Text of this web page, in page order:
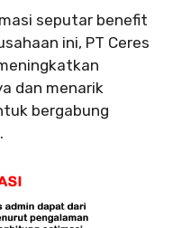
seputar benefit
ini, PT Ceres
dan menarik
bergabung